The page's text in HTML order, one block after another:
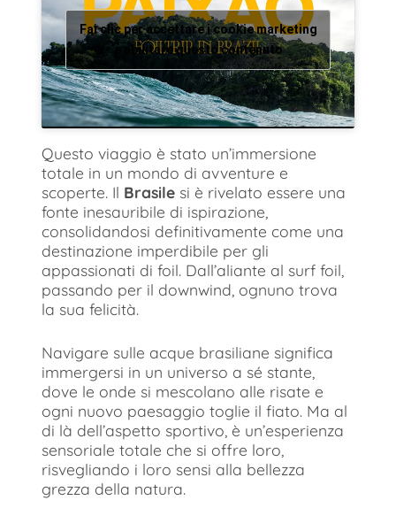
Fai clic per accettare i cookie marketing
e abilitare questo contenuto
Questo viaggio è stato un’immersione
totale in un mondo di avventure e
scoperte. Il Brasile si è rivelato essere una
fonte inesauribile di ispirazione,
consolidandosi definitivamente come una
destinazione imperdibile per gli
appassionati di foil. Dall’aliante al surf foil,
passando per il downwind, ognuno trova
la sua felicità.
Navigare sulle acque brasiliane significa
immergersi in un universo a sé stante,
dove le onde si mescolano alle risate e
ogni nuovo paesaggio toglie il fiato. Ma al
di là dell’aspetto sportivo, è un’esperienza
sensoriale totale che si offre loro,
risvegliando i loro sensi alla bellezza
grezza della natura.